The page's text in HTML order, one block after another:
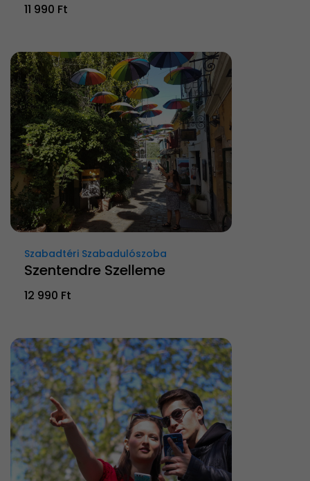
11 990 Ft
Szabadtéri Szabadulószoba
Szentendre Szelleme
12 990 Ft